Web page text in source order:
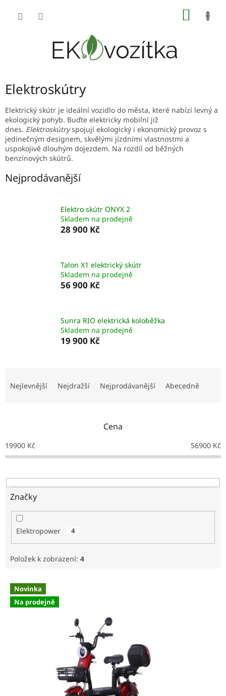
Elektroskútry
Elektrický skútr je ideální vozidlo do města, které nabízí levný a
ekologický pohyb. Buďte elektricky mobilní již
dnes. Elektroskútryspojují ekologický i ekonomický provoz s
jedinečným designem, skvělými jízdními vlastnostmi a
uspokojivě dlouhým dojezdem. Na rozdíl od běžných
benzínových skútrů.
Nejprodávanější
Elektro skútr ONYX 2
Skladem na prodejně
28 900 Kč
Talon X1 elektrický skútr
Skladem na prodejně
56 900 Kč
Sunra RIO elektrická koloběžka
Skladem na prodejně
19 900 Kč
p
r
o
u
Nejlevnější Nejdražší Nejprodávanější Abecedně
Cena
19900 Kč 56900 Kč
Značky
Elektropower 4
Položek k zobrazení: 4
V
p
Novinka
Na prodejně